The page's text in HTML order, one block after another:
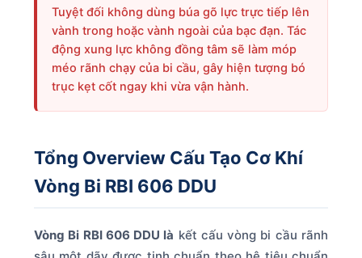
Tuyệt đối không dùng búa gõ lực trực tiếp lên
vành trong hoặc vành ngoài của bạc đạn. Tác
động xung lực không đồng tâm sẽ làm móp
méo rãnh chạy của bi cầu, gây hiện tượng bó
trục kẹt cốt ngay khi vừa vận hành.
Tổng Overview Cấu Tạo Cơ Khí
Vòng Bi RBI 606 DDU
Vòng Bi RBI 606 DDU là kết cấu vòng bi cầu rãnh